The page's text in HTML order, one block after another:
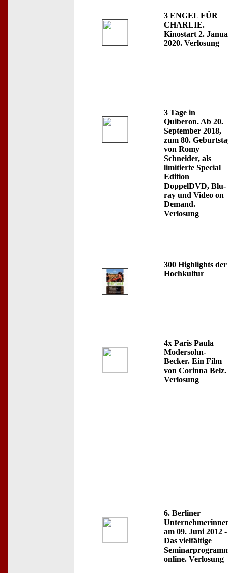
3 ENGEL FÜR
CHARLIE.
Kinostart 2.
2020. Verlosung
3 Tage in
Quiberon. Ab 20.
September 2018,
zum 80.
von Romy
Schneider, als
limitierte Special
Edition
DoppelDVD, Blu-
ray und Video on
Demand.
Verlosung
300 Highlights der
Hochkultur
4x Paris Paula
Modersohn-
Becker. Ein Film
von Corinna Belz.
Verlosung
6. Berliner
am 09. Juni 2012 -
Das vielfältige
online. Verlosung